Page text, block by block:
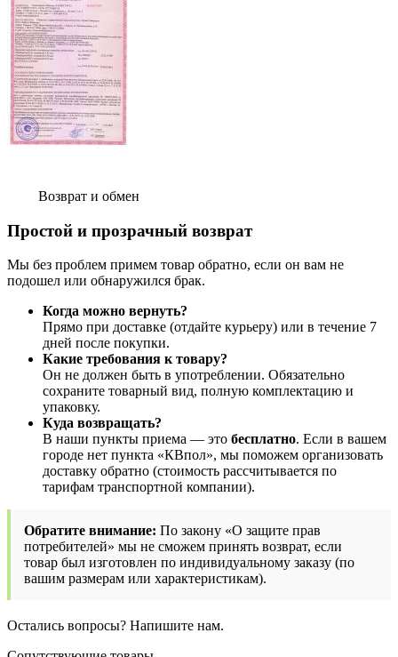
Возврат и обмен
Простой и прозрачный возврат
Мы без проблем примем товар обратно, если он вам не
подошел или обнаружился брак.
Когда можно вернуть?
Прямо при доставке (отдайте курьеру) или в течение 7
дней после покупки.
Какие требования к товару?
Он не должен быть в употреблении. Обязательно
сохраните товарный вид, полную комплектацию и
упаковку.
Куда возвращать?
В наши пункты приема — это бесплатно. Если в вашем
городе нет пункта «КВпол», мы поможем организовать
доставку обратно (стоимость рассчитывается по
тарифам транспортной компании).
Обратите внимание: По закону «О защите прав
потребителей» мы не сможем принять возврат, если
товар был изготовлен по индивидуальному заказу (по
вашим размерам или характеристикам).
Остались вопросы? Напишите нам.